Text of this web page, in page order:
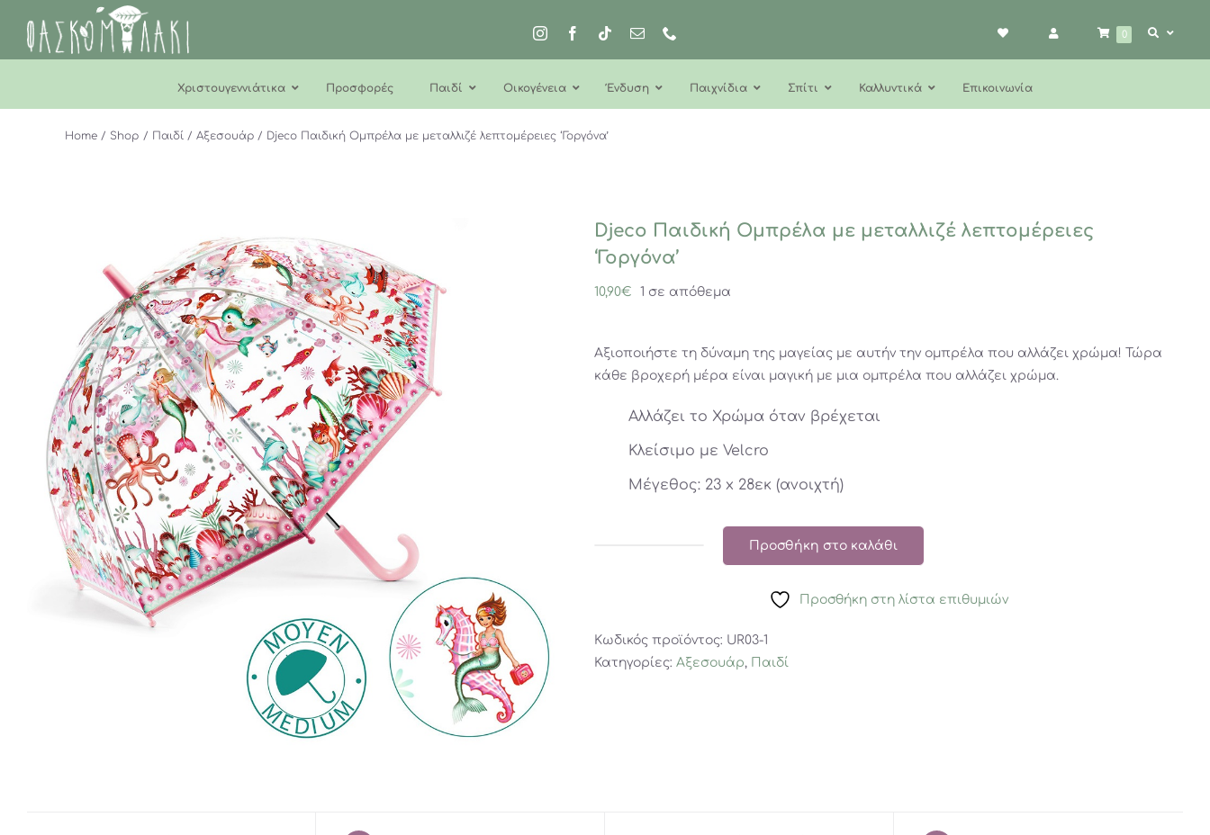
περιεχόμενο
0
Χριστουγεννιάτικα Προσφορές Παιδί Οικογένεια Ένδυση Παιχνίδια Σπίτι Καλλυντικά Επικοινωνία
Home Shop Παιδί Αξεσουάρ Djeco Παιδική Ομπρέλα με μεταλλιζέ λεπτομέρειες ‘Γοργόνα’
Djeco Παιδική Ομπρέλα με μεταλλιζέ λεπτομέρειες
‘Γοργόνα’
10,90€ 1 σε απόθεμα
Αξιοποιήστε τη δύναμη της μαγείας με αυτήν την ομπρέλα που αλλάζει χρώμα! Τώρα
κάθε βροχερή μέρα είναι μαγική με μια ομπρέλα που αλλάζει χρώμα.
Αλλάζει το Χρώμα όταν βρέχεται
Κλείσιμο με Velcro
Μέγεθος: 23 x 28εκ (ανοιχτή)
μεταλλιζέ
λεπτομέρειες
Προσθήκη στο καλάθι
Προσθήκη στη λίστα επιθυμιών
Κωδικός προϊόντος: UR03-1
Κατηγορίες: Αξεσουάρ, Παιδί